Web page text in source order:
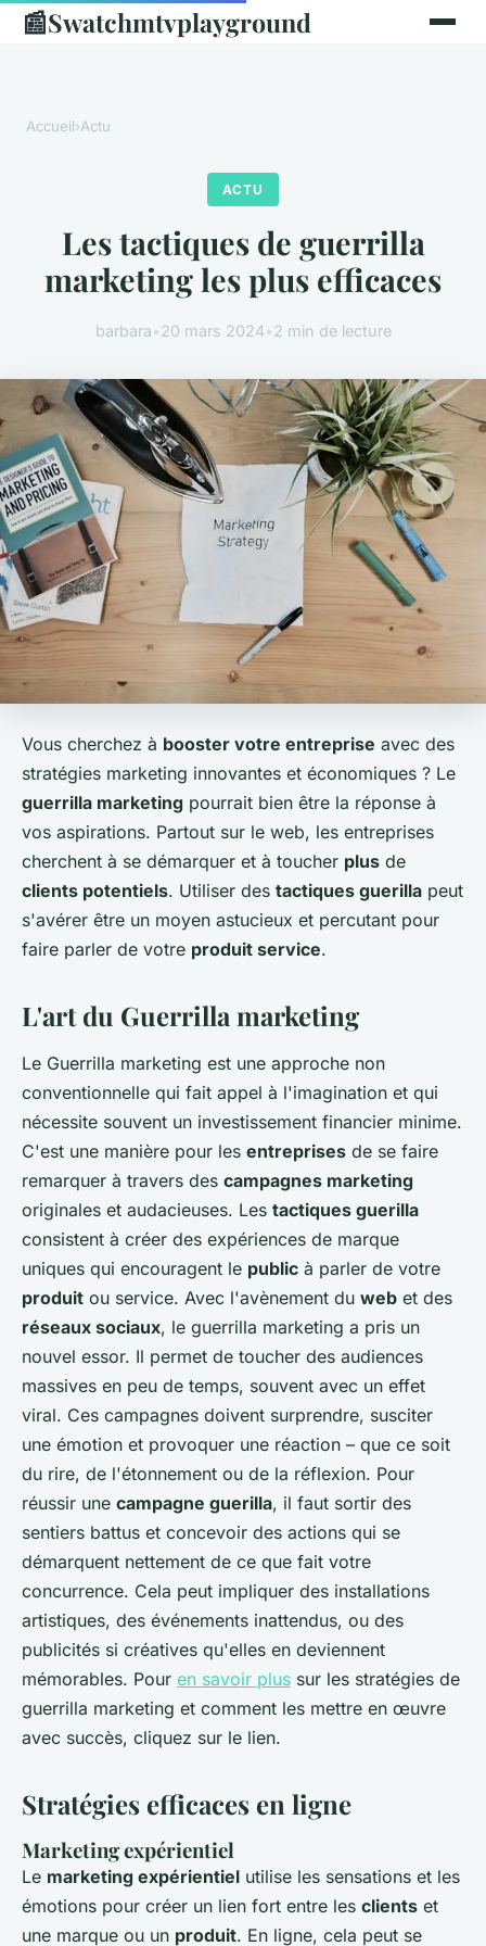
📰Swatchmtvplayground
Accueil›Actu
ACTU
Les tactiques de guerrilla
marketing les plus efficaces
barbara•20 mars 2024•2 min de lecture
Vous cherchez à booster votre entreprise avec des
stratégies marketing innovantes et économiques ? Le
guerrilla marketing pourrait bien être la réponse à
vos aspirations. Partout sur le web, les entreprises
cherchent à se démarquer et à toucher plus de
clients potentiels. Utiliser des tactiques guerilla peut
s'avérer être un moyen astucieux et percutant pour
faire parler de votre produit service.
L'art du Guerrilla marketing
Le Guerrilla marketing est une approche non
conventionnelle qui fait appel à l'imagination et qui
nécessite souvent un investissement financier minime.
C'est une manière pour les entreprises de se faire
remarquer à travers des campagnes marketing
originales et audacieuses. Les tactiques guerilla
consistent à créer des expériences de marque
uniques qui encouragent le public à parler de votre
produit ou service. Avec l'avènement du web et des
réseaux sociaux, le guerrilla marketing a pris un
nouvel essor. Il permet de toucher des audiences
massives en peu de temps, souvent avec un effet
viral. Ces campagnes doivent surprendre, susciter
une émotion et provoquer une réaction – que ce soit
du rire, de l'étonnement ou de la réflexion. Pour
réussir une campagne guerilla, il faut sortir des
sentiers battus et concevoir des actions qui se
démarquent nettement de ce que fait votre
concurrence. Cela peut impliquer des installations
artistiques, des événements inattendus, ou des
publicités si créatives qu'elles en deviennent
mémorables. Pour en savoir plus sur les stratégies de
guerrilla marketing et comment les mettre en œuvre
avec succès, cliquez sur le lien.
Stratégies efficaces en ligne
Marketing expérientiel
Le marketing expérientiel utilise les sensations et les
émotions pour créer un lien fort entre les clients et
une marque ou un produit. En ligne, cela peut se